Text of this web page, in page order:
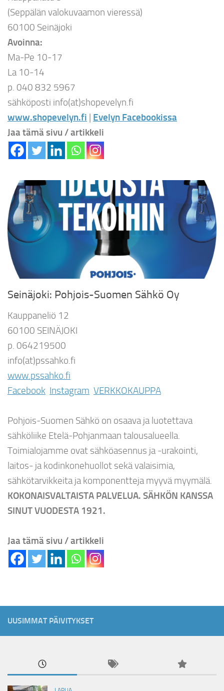
(Seppälän valokuvaamon vieressä)
60100 Seinäjoki
Avoinna:
Ma-Pe 10-17
La 10-14
p. 040 832 5967
sähköposti info(at)shopevelyn.fi
www.shopevelyn.fi | Evelyn Facebookissa
Jaa tämä sivu / artikkeli
Seinäjoki: Pohjois-Suomen Sähkö Oy
Kauppaneliö 12
60100 SEINÄJOKI
p. 064219500
info(at)pssahko.fi
www.pssahko.fi
Facebook Instagram VERKKOKAUPPA
Pohjois-Suomen Sähkö on osaava ja luotettava
sähköliike Etelä-Pohjanmaan talousalueella.
Toimialojamme ovat sähköasennus ja -urakointi,
laitos- ja kodinkonehuollot sekä valaisimia,
sähkötarvikkeita ja komponentteja myyvä myymälä.
KOKONAISVALTAISTA PALVELUA. SÄHKÖN KANSSA
SINUT VUODESTA 1921.
Jaa tämä sivu / artikkeli
UUSIMMAT PÄIVITYKSET